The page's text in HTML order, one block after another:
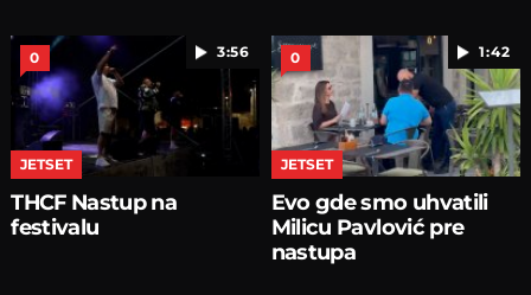
3:56
0
JETSET
THCF Nastup na
festivalu
1:42
0
JETSET
Evo gde smo uhvatili
Milicu Pavlović pre
nastupa